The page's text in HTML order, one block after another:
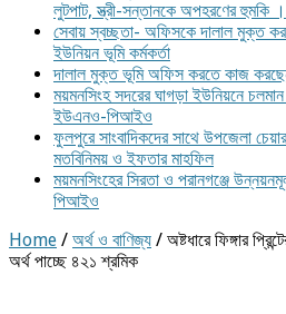
লুটপাট, স্ত্রী‌-সন্তানকে অপহরণের হুমকি ।
সেবায় স্বচ্ছতা- অফিসকে দালাল মুক্ত
ইউনিয়ন ভূমি কর্মকর্তা
দালাল মুক্ত ভূমি অফিস করতে কাজ
ময়মনসিংহ সদরের ঘাগড়া ইউনিয়নে
ইউএনও-পিআইও
ফুলপুরে সাংবাদিকদের সাথে উপজেলা
মতবিনিময় ও ইফতার মাহফিল
ময়মনসিংহের সিরতা ও পরানগঞ্জে
পিআইও
Home / অর্থ ও বাণিজ্য / অষ্টধারে ফিঙ্গার
অর্থ পাচ্ছে ৪২১ শ্রমিক